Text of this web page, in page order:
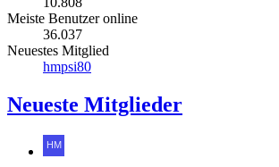
Meiste Benutzer online
36.037
Neuestes Mitglied
hmpsi80
Neueste Mitglieder